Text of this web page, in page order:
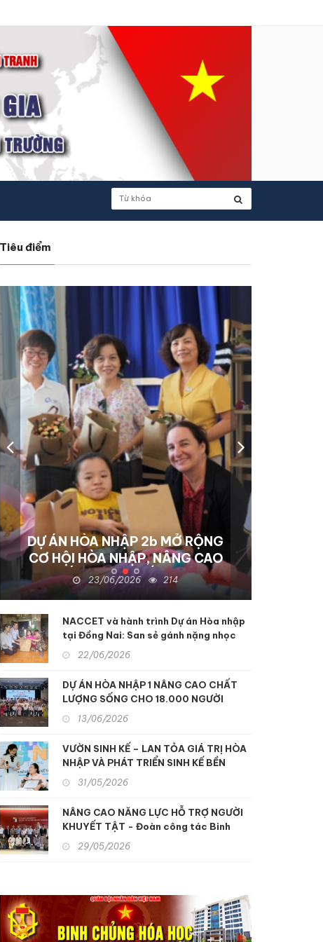
Tiêu điểm
DỰ ÁN HÒA NHẬP 2b MỞ RỘNG
CƠ HỘI HÒA NHẬP, NÂNG CAO
CHẤT LƯỢNG SỐNG CHO
NGƯỜI KHUYẾT TẬT TẠI KON
23/06/2026 214
NACCET và hành trình Dự án Hòa nhập
tại Đồng Nai: San sẻ gánh nặng nhọc
nhằn, xoa dịu nỗi đau da cam
22/06/2026
DỰ ÁN HÒA NHẬP 1 NÂNG CAO CHẤT
LƯỢNG SỐNG CHO 18.000 NGƯỜI
KHUYẾT TẬT MIỀN TRUNG
13/06/2026
VƯỜN SINH KẾ – LAN TỎA GIÁ TRỊ HÒA
NHẬP VÀ PHÁT TRIỂN SINH KẾ BỀN
VỮNG
31/05/2026
NÂNG CAO NĂNG LỰC HỖ TRỢ NGƯỜI
KHUYẾT TẬT - Đoàn công tác Binh
chủng Hóa học tham quan, học tập kinh
nghiệm hỗ trợ người khuyết tật và nạn
29/05/2026